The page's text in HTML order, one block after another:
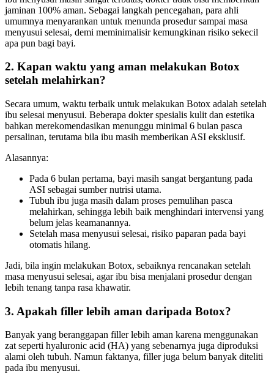
jaminan 100% aman. Sebagai langkah pencegahan, para ahli
umumnya menyarankan untuk menunda prosedur sampai masa
menyusui selesai, demi meminimalisir kemungkinan risiko sekecil
apa pun bagi bayi.
2. Kapan waktu yang aman melakukan Botox
setelah melahirkan?
Secara umum, waktu terbaik untuk melakukan Botox adalah setelah
ibu selesai menyusui. Beberapa dokter spesialis kulit dan estetika
bahkan merekomendasikan menunggu minimal 6 bulan pasca
persalinan, terutama bila ibu masih memberikan ASI eksklusif.
Alasannya:
Pada 6 bulan pertama, bayi masih sangat bergantung pada
ASI sebagai sumber nutrisi utama.
Tubuh ibu juga masih dalam proses pemulihan pasca
melahirkan, sehingga lebih baik menghindari intervensi yang
belum jelas keamanannya.
Setelah masa menyusui selesai, risiko paparan pada bayi
otomatis hilang.
Jadi, bila ingin melakukan Botox, sebaiknya rencanakan setelah
masa menyusui selesai, agar ibu bisa menjalani prosedur dengan
lebih tenang tanpa rasa khawatir.
3. Apakah filler lebih aman daripada Botox?
Banyak yang beranggapan filler lebih aman karena menggunakan
zat seperti hyaluronic acid (HA) yang sebenarnya juga diproduksi
alami oleh tubuh. Namun faktanya, filler juga belum banyak diteliti
pada ibu menyusui.